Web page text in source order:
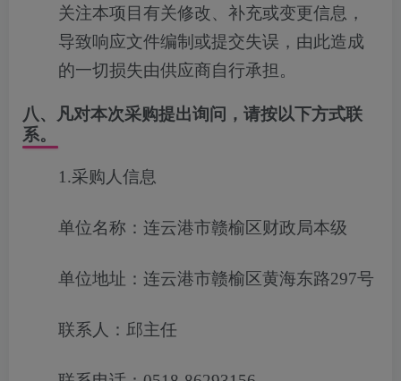
关注本项目有关修改、补充或变更信息，
导致响应文件编制或提交失误，由此造成
的一切损失由供应商自行承担。
八、凡对本次采购提出询问，请按以下方式联
系。
1.采购人信息
单位名称：连云港市赣榆区财政局本级
单位地址：连云港市赣榆区黄海东路297号
联系人：邱主任